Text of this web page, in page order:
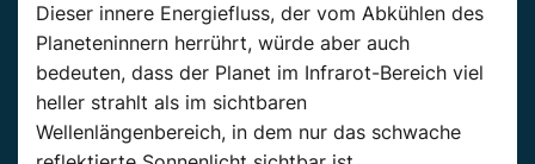
Dieser innere Energiefluss, der vom Abkühlen des
Planeteninnern herrührt, würde aber auch
bedeuten, dass der Planet im Infrarot-Bereich viel
heller strahlt als im sichtbaren
Wellenlängenbereich, in dem nur das schwache